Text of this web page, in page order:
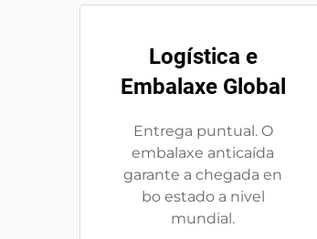
Logística e
Embalaxe Global
Entrega puntual. O
embalaxe anticaída
garante a chegada en
bo estado a nivel
mundial.